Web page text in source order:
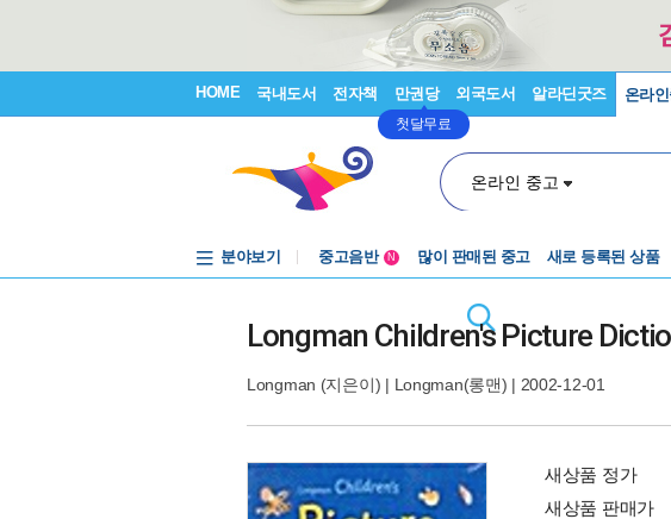
HOME 국내도서 전자책 만권당
첫달무료
외국도서 알라딘굿즈 온라
온라인 중고
분야보기
중고음반
N 많이 판매된 중고 새로 등록된 상품
Longman Children's Picture
Longman (지은이) | Longman(롱맨) | 2002-12-01
새상품 정가
새상품 판매가